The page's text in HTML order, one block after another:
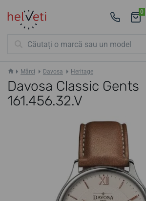
0
Mărci Davosa Heritage
Davosa Classic Gents
161.456.32.V